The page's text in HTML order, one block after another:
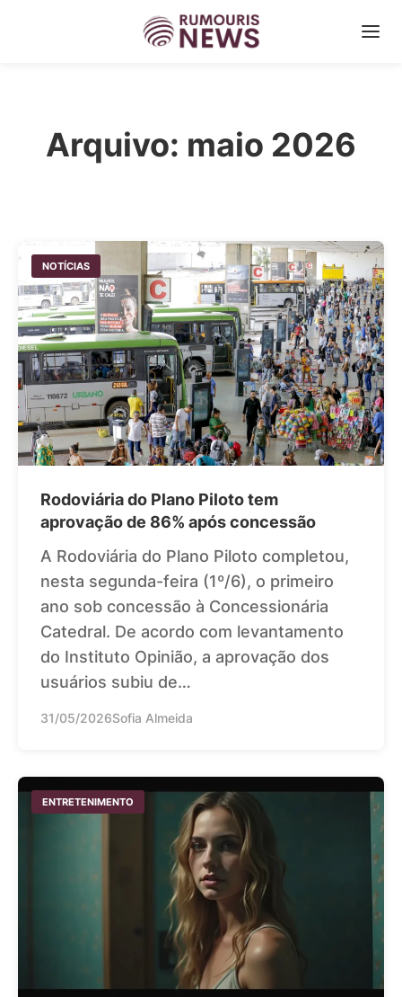
Arquivo: maio 2026
NOTÍCIAS
Rodoviária do Plano Piloto tem
aprovação de 86% após concessão
A Rodoviária do Plano Piloto completou,
nesta segunda-feira (1º/6), o primeiro
ano sob concessão à Concessionária
Catedral. De acordo com levantamento
do Instituto Opinião, a aprovação dos
usuários subiu de…
31/05/2026Sofia Almeida
ENTRETENIMENTO